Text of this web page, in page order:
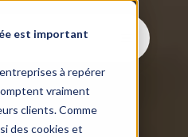
est important
à repérer
vraiment
clients. Comme
des cookies et